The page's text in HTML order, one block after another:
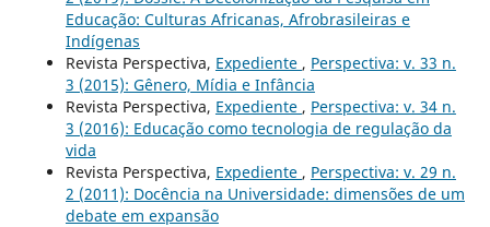
Educação: Culturas Africanas, Afrobrasileiras e
Indígenas
Revista Perspectiva, Expediente , Perspectiva: v. 33 n.
3 (2015): Gênero, Mídia e Infância
Revista Perspectiva, Expediente , Perspectiva: v. 34 n.
3 (2016): Educação como tecnologia de regulação da
vida
Revista Perspectiva, Expediente , Perspectiva: v. 29 n.
2 (2011): Docência na Universidade: dimensões de um
debate em expansão